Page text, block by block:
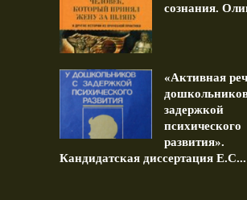
сознания.
«Активная
задержкой
психического
развития».
Кандидатская диссертация Е.С...